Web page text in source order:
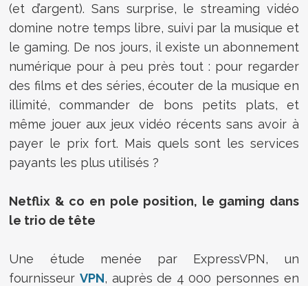
(et d’argent). Sans surprise, le streaming vidéo
domine notre temps libre, suivi par la musique et
le gaming. De nos jours, il existe un abonnement
numérique pour à peu près tout : pour regarder
des films et des séries, écouter de la musique en
illimité, commander de bons petits plats, et
même jouer aux jeux vidéo récents sans avoir à
payer le prix fort. Mais quels sont les services
payants les plus utilisés ?
Netflix & co en pole position, le gaming dans
le trio de tête
Une étude menée par ExpressVPN, un
fournisseurVPN, auprès de 4 000 personnes en